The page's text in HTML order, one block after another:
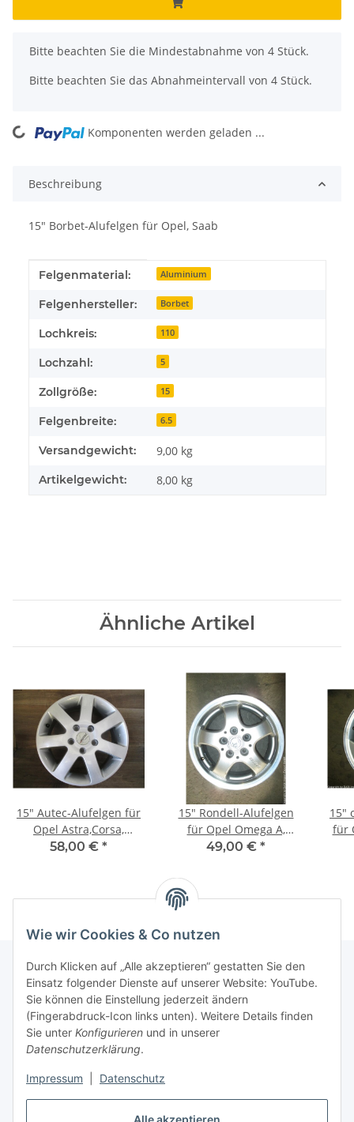
Alle akzeptieren
Wie wir Cookies & Co nutzen
Durch Klicken auf „Alle akzeptieren“ gestatten Sie den
Einsatz folgender Dienste auf unserer Website: YouTube.
Sie können die Einstellung jederzeit ändern
(Fingerabdruck-Icon links unten). Weitere Details finden
Sie unter Konfigurieren und in unserer
Datenschutzerklärung.
Impressum Datenschutz
x
Bitte beachten Sie die Mindestabnahme von 4 Stück.
Bitte beachten Sie das Abnahmeintervall von 4 Stück.
Komponenten werden geladen ...
Beschreibung
15" Borbet-Alufelgen für Opel, Saab
Produkteigenschaft
Wert
Felgenmaterial: Aluminium
Felgenhersteller: Borbet
Lochkreis: 110
Lochzahl: 5
Zollgröße: 15
Felgenbreite: 6.5
Versandgewicht: 9,00 kg
Artikelgewicht: 8,00 kg
Ähnliche Artikel
15" Autec-Alufelgen für
Opel Astra,Corsa,
Meriva, Vectra, Zafira,
58,00 € *
15" Rondell-Alufelgen
für Opel Omega A,
Omega B, Saab
49,00 € *
15"
für
Informationen
Gesetzliche Informationen